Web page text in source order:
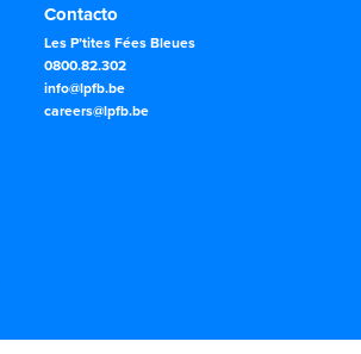
Contacto
Les P’tites Fées Bleues
0800.82.302
info@lpfb.be
careers@lpfb.be